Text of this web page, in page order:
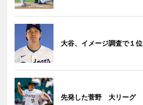
大谷、イメージ調査で１位
先発した菅野 大リーグ